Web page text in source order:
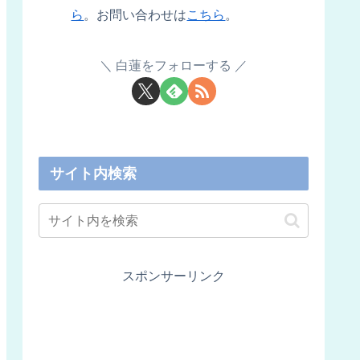
ら 。お問い合わせはこちら 。
白蓮をフォローする
サイト内検索
スポンサーリンク